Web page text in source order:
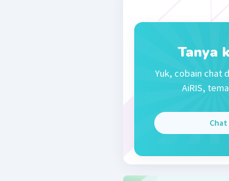
Tanya
Yuk, cobain chat
AiRIS,
Chat